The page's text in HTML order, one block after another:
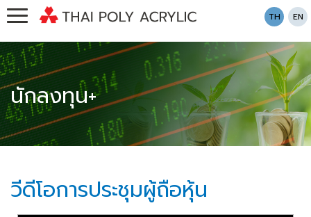
TH EN
นักลงทุน+
วีดีโอการประชุมผู้ถือหุ้น